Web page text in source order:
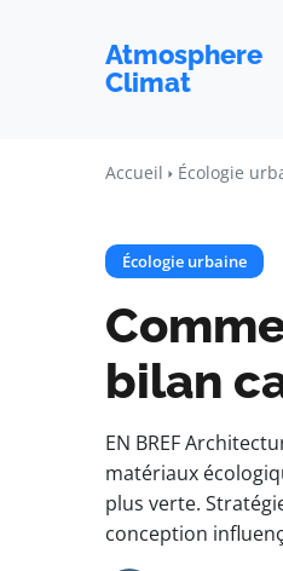
Atmosphere
Climat
Accueil Écologie
Écologie urbaine
bilan
EN BREF
matériaux
plus verte.
conception